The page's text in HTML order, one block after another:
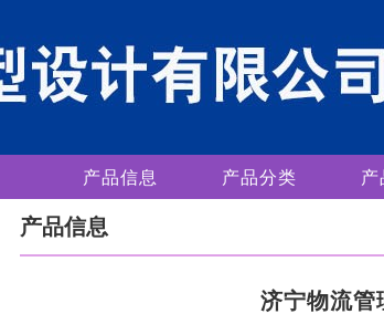
产品信息 产品分类
产品信息
济宁物流管